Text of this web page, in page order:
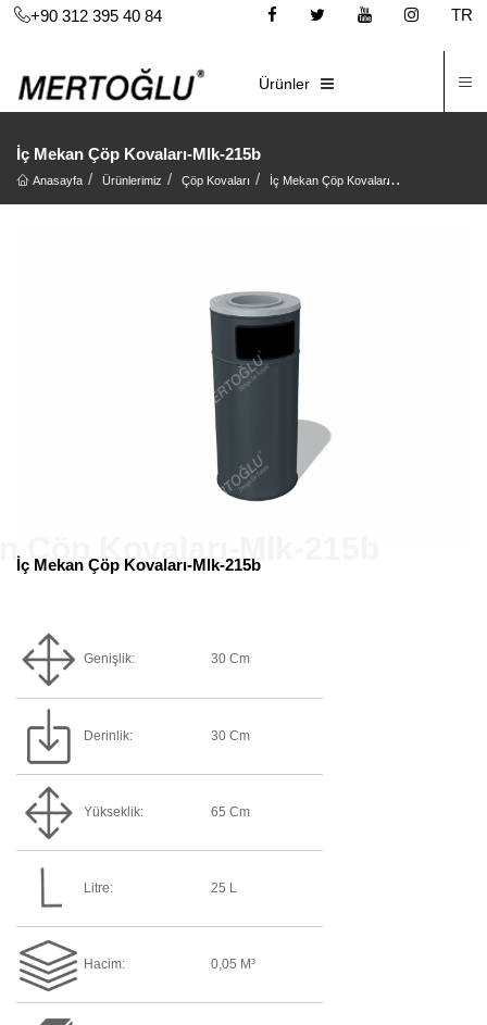
+90 312 395 40 84
TR
Ürünler
İç Mekan Çöp Kovaları-Mlk-215b
Anasayfa Ürünlerimiz Çöp Kovaları İç Mekan Çöp Kovaları
İç Mekan Çöp Kovaları-Mlk-215b
Genişlik: 30 Cm
Derinlik: 30 Cm
Yükseklik: 65 Cm
Litre: 25 L
Hacim: 0,05 M³